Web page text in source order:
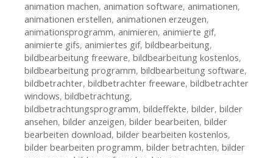
animation machen, animation software, animationen,
animationen erstellen, animationen erzeugen,
animationsprogramm, animieren, animierte gif,
animierte gifs, animiertes gif, bildbearbeitung,
bildbearbeitung freeware, bildbearbeitung kostenlos,
bildbearbeitung programm, bildbearbeitung software,
bildbetrachter, bildbetrachter freeware, bildbetrachter
windows, bildbetrachtung,
bildbetrachtungsprogramm, bildeffekte, bilder, bilder
ansehen, bilder anzeigen, bilder bearbeiten, bilder
bearbeiten download, bilder bearbeiten kostenlos,
bilder bearbeiten programm, bilder betrachten, bilder